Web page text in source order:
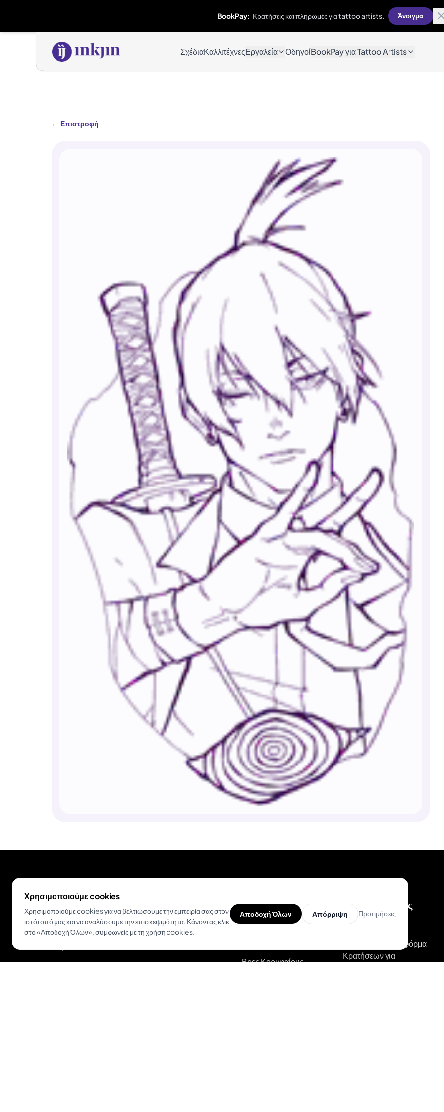
BookPay: Κρατήσεις και πληρωμές για tattoo artists. Άνοιγμα
ΣχέδιαΚαλλιτέχνεςΕργαλεία ΟδηγοίBookPay για Tattoo Artists
← Επιστροφή
Ο πιο εύκολος τρόπος να μετατρέψεις μια ιδέα σε
Προϊόν
Βρες Κορυφαίους
Για Καλλιτέχνες
Τατουάζ
BookPay — Πλατφόρμα
Κρατήσεων για
Χρησιμοποιούμε cookies
Χρησιμοποιούμε cookies για να βελτιώσουμε την εμπειρία σας στον
ιστότοπό μας και να αναλύσουμε την επισκεψιμότητα. Κάνοντας κλικ
στο «Αποδοχή Όλων», συμφωνείς με τη χρήση cookies.
Αποδοχή Όλων Απόρριψη Προτιμήσεις